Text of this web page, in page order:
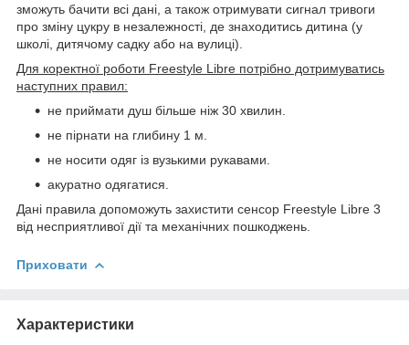
зможуть бачити всі дані, а також отримувати сигнал тривоги
про зміну цукру в незалежності, де знаходитись дитина (у
школі, дитячому садку або на вулиці).
Для коректної роботи Freestyle Libre потрібно дотримуватись
наступних правил:
не приймати душ більше ніж 30 хвилин.
не пірнати на глибину 1 м.
не носити одяг із вузькими рукавами.
акуратно одягатися.
Дані правила допоможуть захистити сенсор Freestyle Libre 3
від несприятливої дії та механічних пошкоджень.
Приховати
Характеристики